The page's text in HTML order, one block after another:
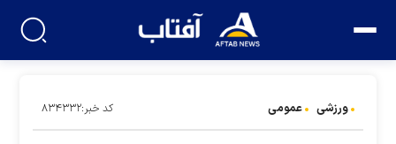
ورزشی عمومی کد خبر:۸۳۴۳۳۲